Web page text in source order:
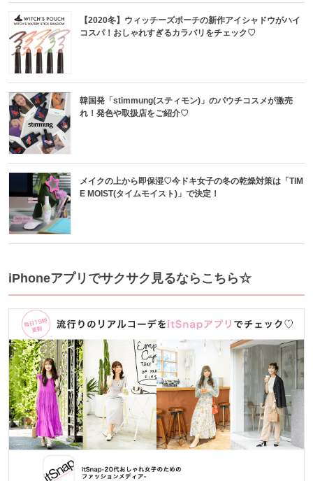
【2020冬】ウィッチーズポーチの新作アイシャドウがハイ
コスパ！おしゃれすぎるカラバリをチェック♡
韓国発「stimmung(スティモン)」のパウチコスメが激売
れ！発色や取扱店をご紹介♡
メイクの上から即保湿♡今ドキ女子の冬の乾燥対策は「TIM
E MOIST(タイムモイスト)」で決定！
iPhoneアプリでサクサク見るならこちら☆